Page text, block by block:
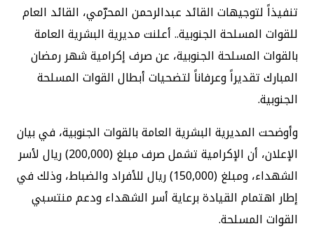
تنفيذاً لتوجيهات القائد عبدالرحمن المحرّمي، القائد العام
للقوات المسلحة الجنوبية.. أعلنت مديرية البشرية العامة
بالقوات المسلحة الجنوبية، عن صرف إكرامية شهر رمضان
المبارك تقديراً وعرفاناً لتضحيات أبطال القوات المسلحة
الجنوبية.
وأوضحت المديرية البشرية العامة بالقوات الجنوبية، في بيان
الإعلان، أن الإكرامية تشمل صرف مبلغ (200,000) ريال لأسر
الشهداء، ومبلغ (150,000) ريال للأفراد والضباط، وذلك في
إطار اهتمام القيادة برعاية أسر الشهداء ودعم منتسبي
القوات المسلحة.